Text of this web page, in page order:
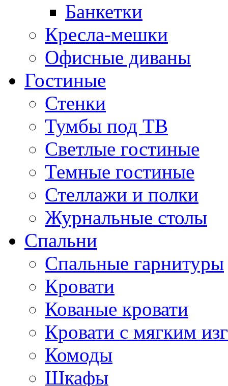
Банкетки
Кресла-мешки
Офисные диваны
Гостиные
Стенки
Тумбы под ТВ
Светлые гостиные
Темные гостиные
Стеллажи и полки
Журнальные столы
Спальни
Спальные гарнитуры
Кровати
Кованые кровати
Кровати с мягким
Комоды
Шкафы